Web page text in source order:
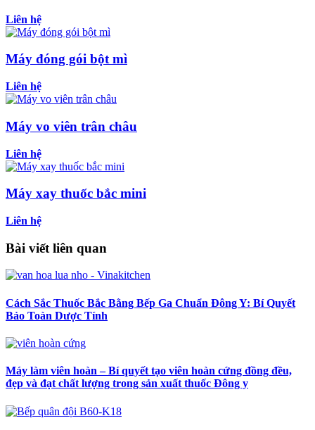
Liên hệ
Máy đóng gói bột mì
Liên hệ
Máy vo viên trân châu
Liên hệ
Máy xay thuốc bắc mini
Liên hệ
Bài viết liên quan
Cách Sắc Thuốc Bắc Bằng Bếp Ga Chuẩn Đông Y: Bí Quyết
Bảo Toàn Dược Tính
Máy làm viên hoàn – Bí quyết tạo viên hoàn cứng đồng đều,
đẹp và đạt chất lượng trong sản xuất thuốc Đông y